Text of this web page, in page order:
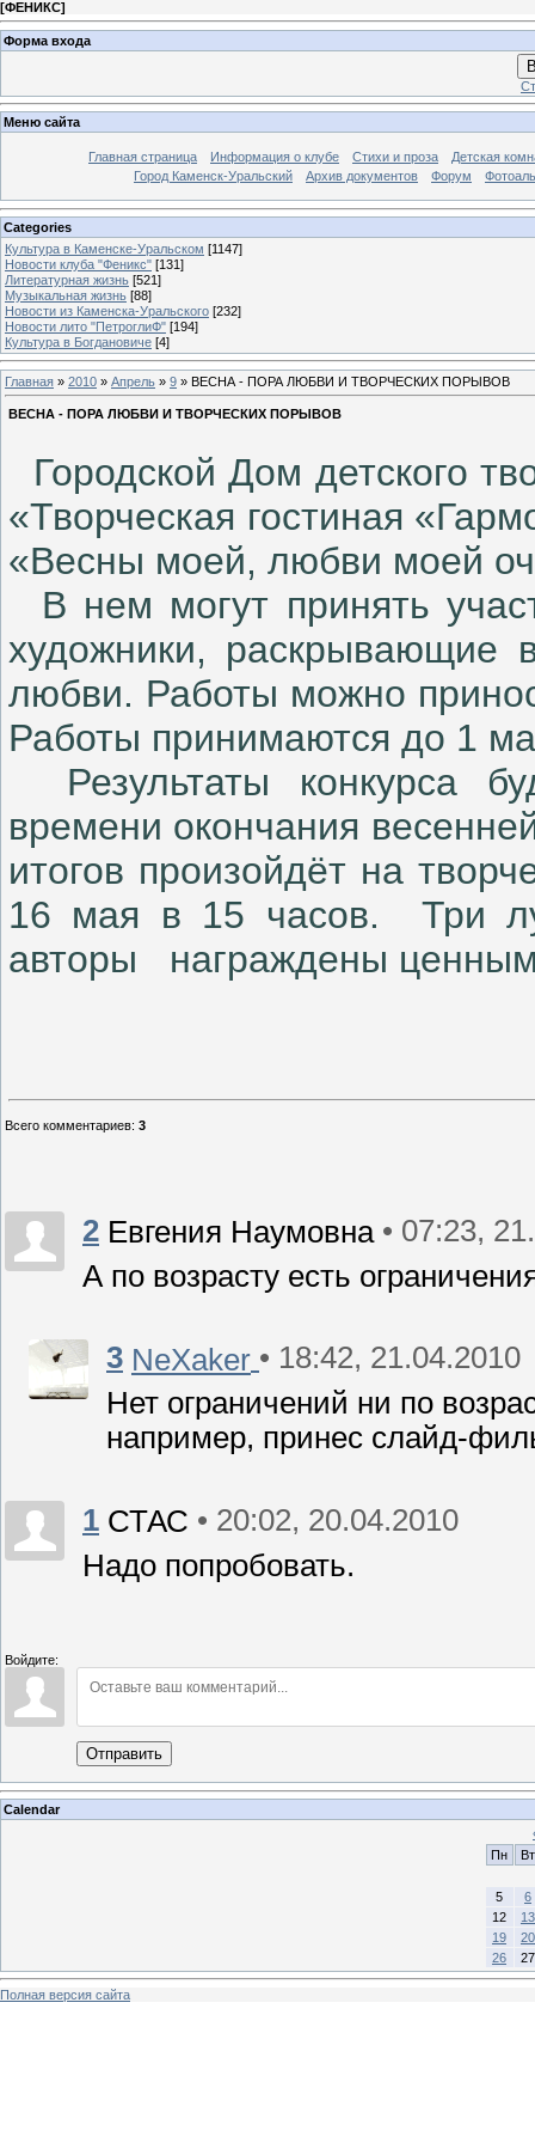
[ФЕНИКС]
Форма входа
Меню сайта
Главная страница Информация о клубе Стихи и проза
Детская
Город Каменск-Уральский
Архив документов Форум
Categories
Культура в Каменске-Уральском [1147]
Новости клуба "Феникс" [131]
Литературная жизнь [521]
Музыкальная жизнь [88]
Новости из Каменска-Уральского [232]
Новости лито "ПетроглиФ" [194]
Культура в Богдановиче [4]
Главная » 2010 » Апрель » 9 » ВЕСНА - ПОРА ЛЮБВИ И ТВОРЧЕСКИХ ПОРЫВОВ
ВЕСНА - ПОРА ЛЮБВИ И ТВОРЧЕСКИХ ПОРЫВОВ
Городской Дом детского
«Творческая гостиная
«Весны моей, любви моей
В нем могут принять
художники, раскрывающие
любви. Работы можно
Работы принимаются до 1
Результаты конкурса
времени окончания
итогов произойдёт на
16 мая в 15 часов. Три
авторы награждены
Всего комментариев: 3
2 Евгения Наумовна • 07:23,
А по возрасту есть
3 NeXaker • 18:42, 21.04.2010
Нет ограничений ни по
например, принес слайд-
1 СТАС • 20:02, 20.04.2010
Надо попробовать.
Войдите:
Отправить
Calendar
Пн
Вт
5
6
12
13
19
20
26
27
Полная версия сайта